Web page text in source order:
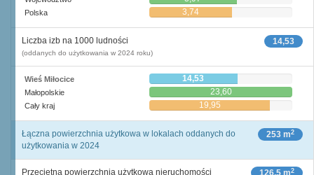
Polska 3,74
14,53
Liczba izb na 1000 ludności
(oddanych do użytkowania w 2024 roku)
Wieś Miłocice 14,53
Małopolskie 23,60
Cały kraj 19,95
253 m2
Łączna powierzchnia użytkowa w lokalach oddanych do
użytkowania w 2024
126,5 m2
Przeciętna powierzchnia użytkowa nieruchomości